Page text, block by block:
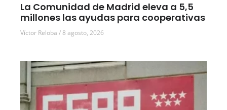
La Comunidad de Madrid eleva a 5,5
millones las ayudas para cooperativas
Víctor Reloba 8 agosto, 2026